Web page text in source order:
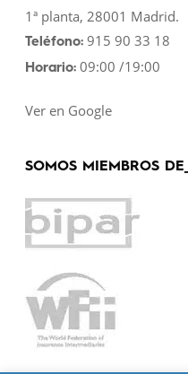
1ª planta, 28001 Madrid.
Teléfono: 915 90 33 18
Horario: 09:00 /19:00
Ver en Google
SOMOS MIEMBROS DE_